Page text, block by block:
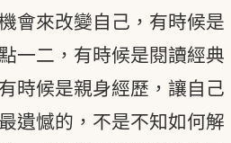
會來改變自己，有時候是
一二，有時候是閱讀經典
時候是親身經歷，讓自己
遺憾的，不是不知如何解